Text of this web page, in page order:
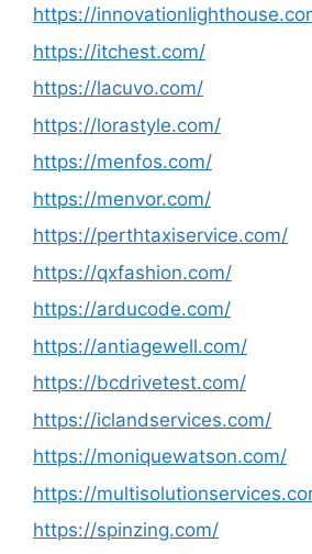
https://
https://itchest.com/
https://lacuvo.com/
https://lorastyle.com/
https://menfos.com/
https://menvor.com/
https://perthtaxiservice.com/
https://qxfashion.com/
https://arducode.com/
https://antiagewell.com/
https://bcdrivetest.com/
https://iclandservices.com/
https://moniquewatson.com/
https://
https://spinzing.com/